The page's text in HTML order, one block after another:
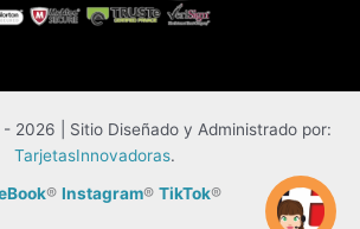
2026 | Sitio Diseñado y Administrado por:
TarjetasInnovadoras.
® Instagram® TikTok®